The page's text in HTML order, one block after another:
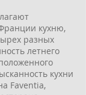
кухню,
разных
летнего
кухни
Faventia,